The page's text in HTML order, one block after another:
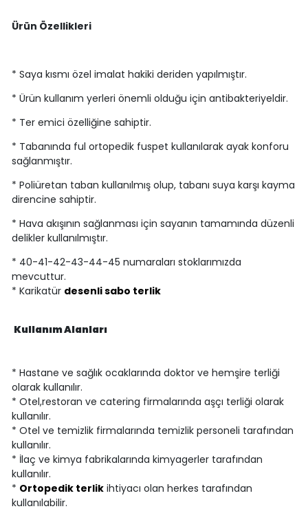
Ürün Özellikleri
* Saya kısmı özel imalat hakiki deriden yapılmıştır.
* Ürün kullanım yerleri önemli olduğu için antibakteriyeldir.
* Ter emici özelliğine sahiptir.
* Tabanında ful ortopedik fuspet kullanılarak ayak konforu
sağlanmıştır.
* Poliüretan taban kullanılmış olup, tabanı suya karşı kayma
direncine sahiptir.
* Hava akışının sağlanması için sayanın tamamında düzenli
delikler kullanılmıştır.
* 40-41-42-43-44-45 numaraları stoklarımızda
mevcuttur.
* Karikatür desenli sabo terlik
Kullanım Alanları
* Hastane ve sağlık ocaklarında doktor ve hemşire terliği
olarak kullanılır.
* Otel,restoran ve catering firmalarında aşçı terliği olarak
kullanılır.
* Otel ve temizlik firmalarında temizlik personeli tarafından
kullanılır.
* İlaç ve kimya fabrikalarında kimyagerler tarafından
kullanılır.
* Ortopedik terlikihtiyacı olan herkes tarafından
kullanılabilir.